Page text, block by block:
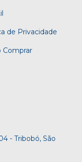
de Privacidade
Comprar
- Tribobó, São